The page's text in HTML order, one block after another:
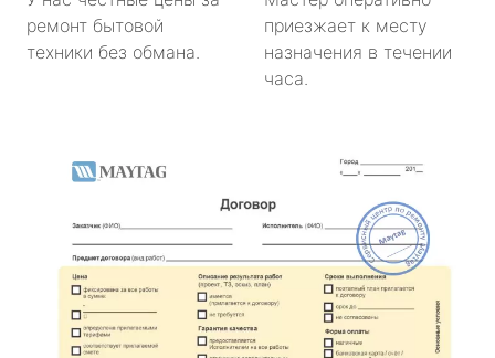
ремонт бытовой
техники без обмана.
приезжает к месту
назначения в течении
часа.